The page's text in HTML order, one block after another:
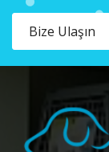
Bize Ulaşın